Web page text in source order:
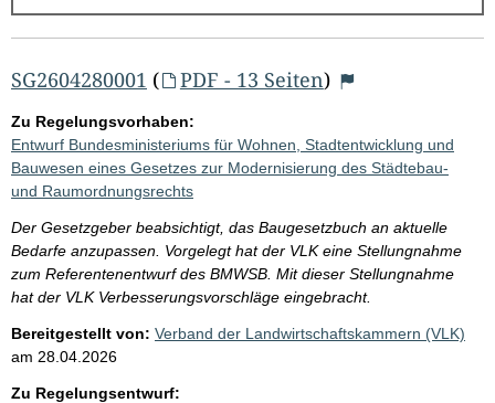
g
e
b
n
i
s
s
e
p
r
o
S
e
SG2604280001 ( PDF - 13 Seiten)
Zu Regelungsvorhaben:
Entwurf Bundesministeriums für Wohnen, Stadtentwicklung und
Bauwesen eines Gesetzes zur Modernisierung des Städtebau-
und Raumordnungsrechts
Der Gesetzgeber beabsichtigt, das Baugesetzbuch an aktuelle
Bedarfe anzupassen. Vorgelegt hat der VLK eine Stellungnahme
zum Referentenentwurf des BMWSB. Mit dieser Stellungnahme
hat der VLK Verbesserungsvorschläge eingebracht.
Bereitgestellt von: Verband der Landwirtschaftskammern (VLK)
am 28.04.2026
Zu Regelungsentwurf: